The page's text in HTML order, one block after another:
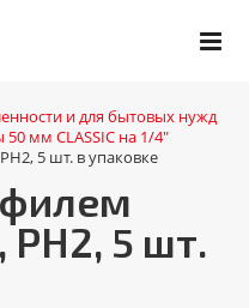
и для бытовых нужд
50 мм CLASSIC на 1/4"
5 шт. в упаковке
РН2, 5 шт.